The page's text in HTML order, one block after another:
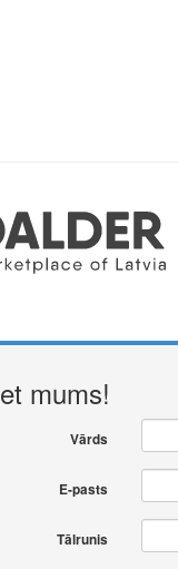
mums!
Vārds
E-pasts
Tālrunis